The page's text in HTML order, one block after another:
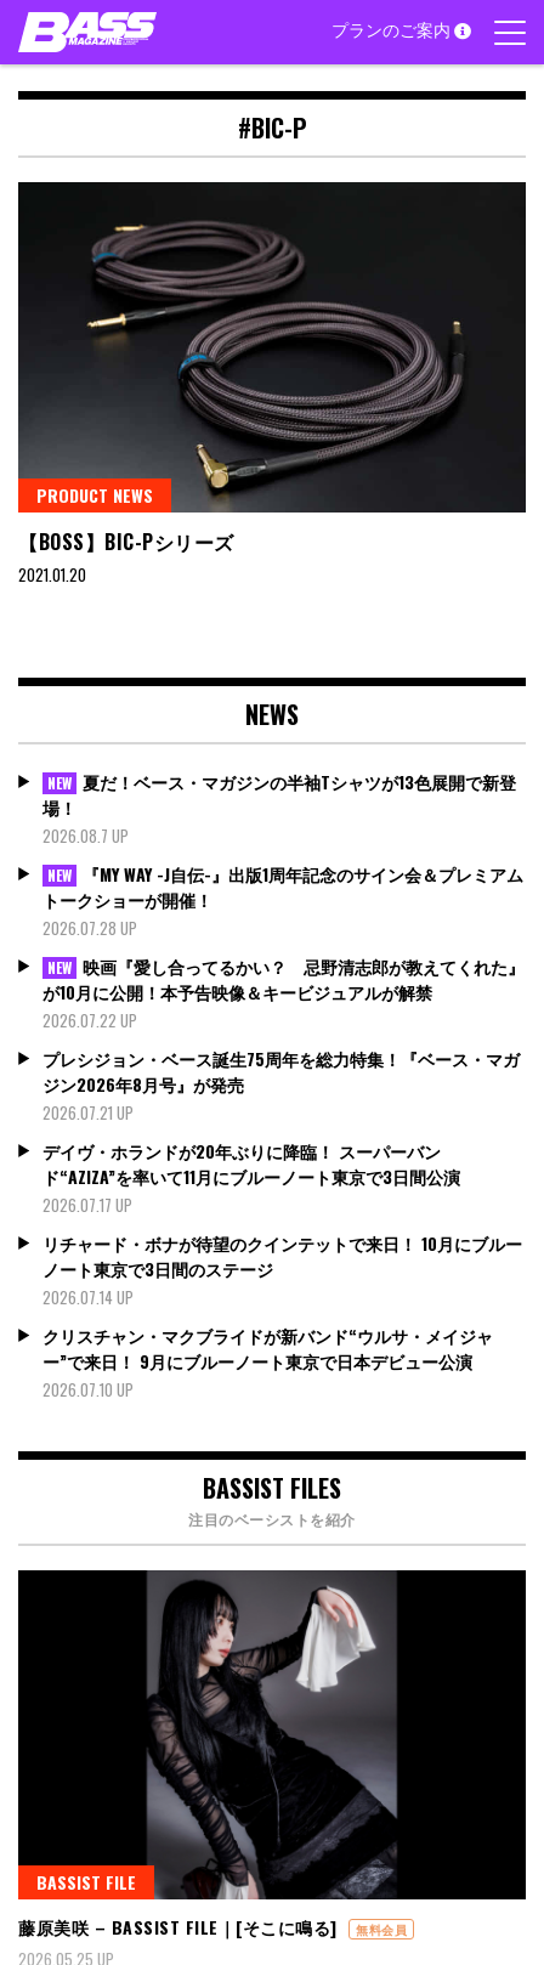
Skip
content
プランのご案内
#BIC-P
PRODUCT NEWS
【BOSS】BIC-Pシリーズ
2021.01.20
NEWS
NEW 夏だ！ベース・マガジンの半袖Tシャツが13色展開で新登
場！
2026.08.7 UP
NEW
『MY WAY -J自伝-』出版1周年記念のサイン会＆プレミアム
トークショーが開催！
2026.07.28 UP
NEW 映画『愛し合ってるかい？ 忌野清志郎が教えてくれた』
が10月に公開！本予告映像＆キービジュアルが解禁
2026.07.22 UP
プレシジョン・ベース誕生75周年を総力特集！『ベース・マガ
ジン2026年8月号』が発売
2026.07.21 UP
デイヴ・ホランドが20年ぶりに降臨！ スーパーバン
ド“AZIZA”を率いて11月にブルーノート東京で3日間公演
2026.07.17 UP
リチャード・ボナが待望のクインテットで来日！ 10月にブルー
ノート東京で3日間のステージ
2026.07.14 UP
クリスチャン・マクブライドが新バンド“ウルサ・メイジャ
ー”で来日！ 9月にブルーノート東京で日本デビュー公演
2026.07.10 UP
BASSIST FILES
注目のベーシストを紹介
BASSIST FILE
藤原美咲 – BASSIST FILE｜[そこに鳴る]
無料会員
2026.05.25 UP